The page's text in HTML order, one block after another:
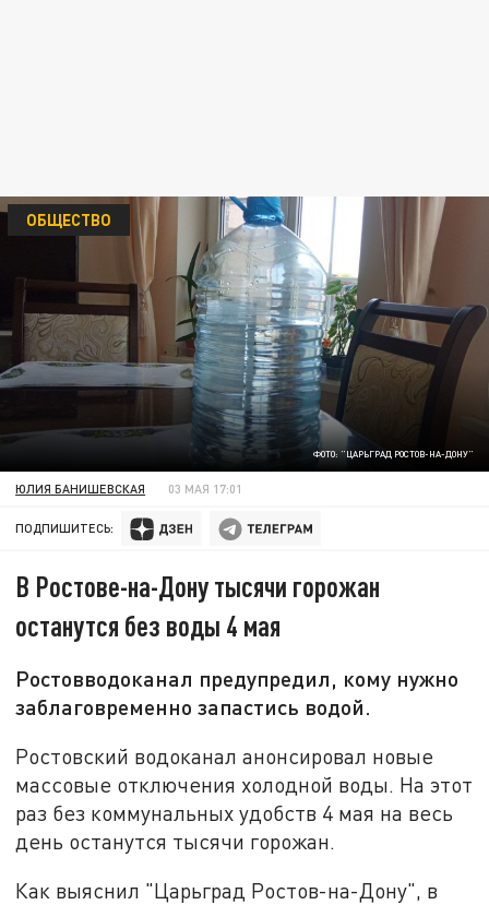
ФОТО: "ЦАРЬГРАД РОСТОВ-НА-ДОНУ"
ОБЩЕСТВО
ЮЛИЯ БАНИШЕВСКАЯ 03 МАЯ 17:01
ПОДПИШИТЕСЬ:
В Ростове-на-Дону тысячи горожан
останутся без воды 4 мая
Ростовводоканал предупредил, кому нужно
заблаговременно запастись водой.
Ростовский водоканал анонсировал новые
массовые отключения холодной воды. На этот
раз без коммунальных удобств 4 мая на весь
день останутся тысячи горожан.
Как выяснил "Царьград Ростов-на-Дону", в